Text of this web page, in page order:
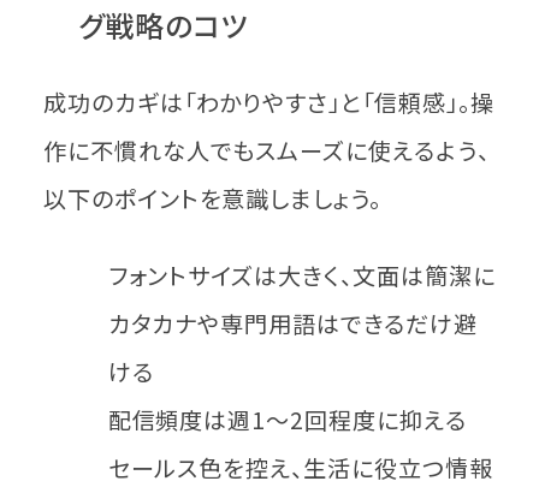
グ戦略のコツ
成功のカギは「わかりやすさ」と「信頼感」。操
作に不慣れな人でもスムーズに使えるよう、
以下のポイントを意識しましょう。
フォントサイズは大きく、文面は簡潔に
カタカナや専門用語はできるだけ避
ける
配信頻度は週1〜2回程度に抑える
セールス色を控え、生活に役立つ情報